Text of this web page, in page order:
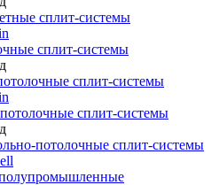
сплит-системы
сплит-системы
сплит-системы
сплит-системы
потолочные сплит-системы